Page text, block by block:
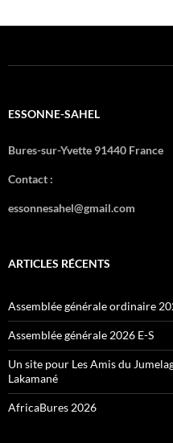
ESSONNE-SAHEL
Bures-sur-Yvette 91440 France
Contact :
essonnesahel@gmail.com
ARTICLES RÉCENTS
Assemblée générale ordinaire
Assemblée générale 2026 E-S
Un site pour Les Amis du
Lakamané
AfricaBures 2026